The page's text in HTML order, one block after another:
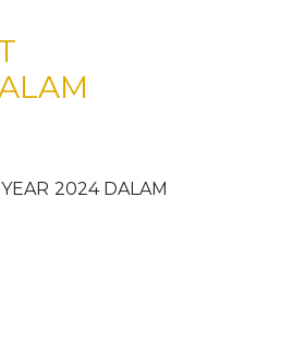
2024 DALAM